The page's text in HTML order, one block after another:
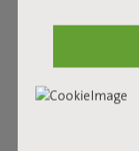
mélangez-le aux
besoin de
n’est-ce pas ?
Nous vous prions